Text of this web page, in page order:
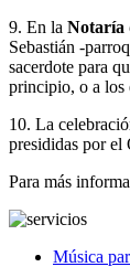
9. En la Notaría
Sebastián -
sacerdote para
principio, o a los
10. La
presididas por el
Para más
Música